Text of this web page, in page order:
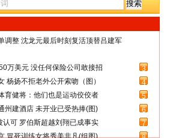
调整 沈龙元最后时刻复活顶替吕建军
万美元 没任何保险公司敢接招
3
杨扬不拒老外公开索吻（图）
4
育健将：他们也是运动佼佼者
5
州建酒店 未开业已受热捧(图)
6
认可 罗伯斯超越刘翔已成事实
7
冒死训练女将秀美非凡(组图)